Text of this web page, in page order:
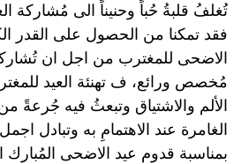
تُغلفُ قلبةُ حُباً وحنيناً الى مُشاركة
فقد تمكنا من الحصول على القدر
الاضحى للمغترب من اجل ان
مُخصص ورائع، ف تهنئة العيد
الألم والاشتياق وتبعثُ فيه جُرعةً
الغامرة عند الاهتمامِ به وتبادل
بمناسبة قدوم عيد الاضحى المُبارك